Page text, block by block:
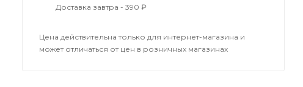
Доставка завтра - 390 ₽
Цена действительна только для интернет-магазина и
может отличаться от цен в розничных магазинах